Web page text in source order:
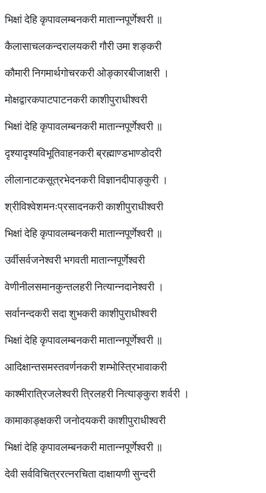
भिक्षां देहि कृपावलम्बनकरी मातान्नपूर्णेश्वरी ॥
कैलासाचलकन्दरालयकरी गौरी उमा शङ्करी
कौमारी निगमार्थगोचरकरी ओङ्कारबीजाक्षरी ।
मोक्षद्वारकपाटपाटनकरी काशीपुराधीश्वरी
भिक्षां देहि कृपावलम्बनकरी मातान्नपूर्णेश्वरी ॥
दृश्यादृश्यविभूतिवाहनकरी ब्रह्माण्डभाण्डोदरी
लीलानाटकसूत्रभेदनकरी विज्ञानदीपाङ्कुरी ।
श्रीविश्वेशमनःप्रसादनकरी काशीपुराधीश्वरी
भिक्षां देहि कृपावलम्बनकरी मातान्नपूर्णेश्वरी ॥
उर्वीसर्वजनेश्वरी भगवती मातान्नपूर्णेश्वरी
वेणीनीलसमानकुन्तलहरी नित्यान्नदानेश्वरी ।
सर्वानन्दकरी सदा शुभकरी काशीपुराधीश्वरी
भिक्षां देहि कृपावलम्बनकरी मातान्नपूर्णेश्वरी ॥
आदिक्षान्तसमस्तवर्णनकरी शम्भोस्त्रिभावाकरी
काश्मीरात्रिजलेश्वरी त्रिलहरी नित्याङ्कुरा शर्वरी ।
कामाकाङ्क्षकरी जनोदयकरी काशीपुराधीश्वरी
भिक्षां देहि कृपावलम्बनकरी मातान्नपूर्णेश्वरी ॥
देवी सर्वविचित्ररत्नरचिता दाक्षायणी सुन्दरी